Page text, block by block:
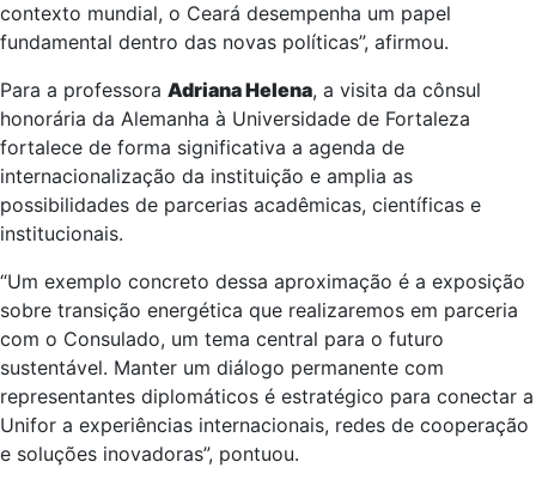
contexto mundial, o Ceará desempenha um papel
fundamental dentro das novas políticas”, afirmou.
Para a professora Adriana Helena, a visita da cônsul
honorária da Alemanha à Universidade de Fortaleza
fortalece de forma significativa a agenda de
internacionalização da instituição e amplia as
possibilidades de parcerias acadêmicas, científicas e
institucionais.
“Um exemplo concreto dessa aproximação é a exposição
sobre transição energética que realizaremos em parceria
com o Consulado, um tema central para o futuro
sustentável. Manter um diálogo permanente com
representantes diplomáticos é estratégico para conectar a
Unifor a experiências internacionais, redes de cooperação
e soluções inovadoras”, pontuou.